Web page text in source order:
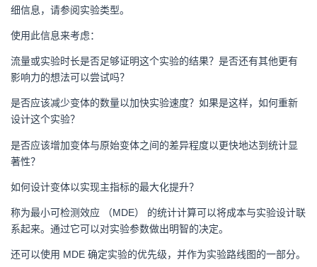
细信息，请参阅实验类型。
使用此信息来考虑：
流量或实验时长是否足够证明这个实验的结果？是否还有其他更有
影响力的想法可以尝试吗？
是否应该减少变体的数量以加快实验速度？如果是这样，如何重新
设计这个实验？
是否应该增加变体与原始变体之间的差异程度以更快地达到统计显
著性？
如何设计变体以实现主指标的最大化提升？
称为最小可检测效应 （MDE） 的统计计算可以将成本与实验设计联
系起来。通过它可以对实验参数做出明智的决定。
还可以使用 MDE 确定实验的优先级，并作为实验路线图的一部分。